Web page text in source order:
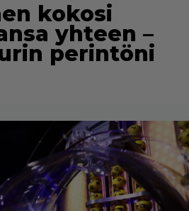
kokosi
yhteen –
perintöni